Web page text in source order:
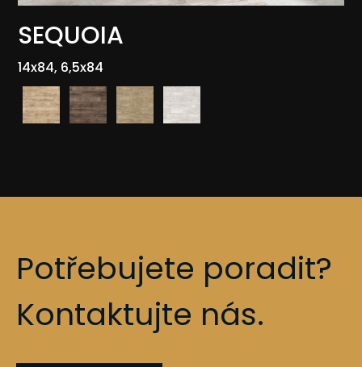
SEQUOIA
14x84, 6,5x84
Potřebujete poradit?
Kontaktujte nás.